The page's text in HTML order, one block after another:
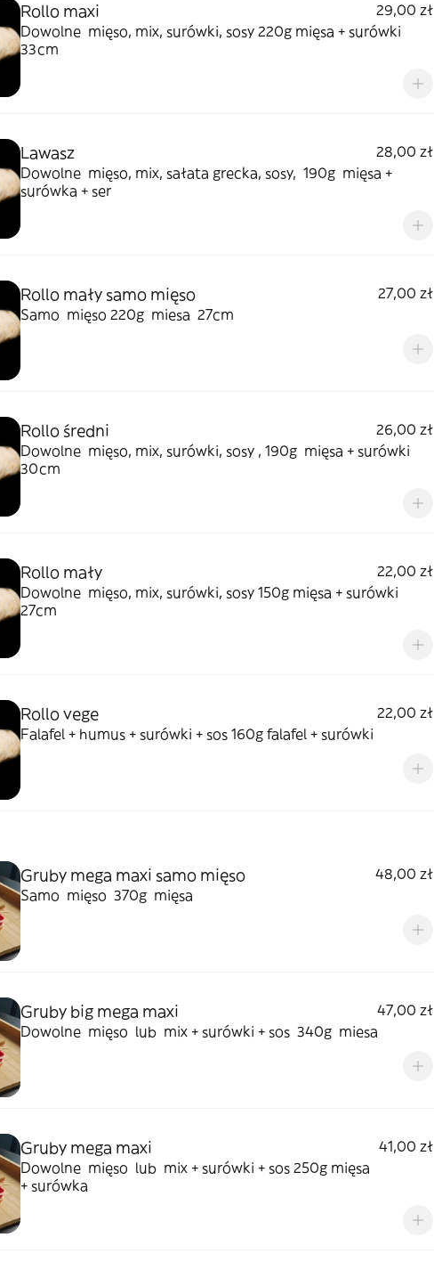
Rollo maxi
29,00 zł
Dowolne mięso, mix, surówki, sosy 220g mięsa + surówki
33cm
Lawasz
28,00 zł
Dowolne mięso, mix, sałata grecka, sosy, 190g mięsa +
surówka + ser
Rollo mały samo mięso
27,00 zł
Samo mięso 220g miesa 27cm
Rollo średni
26,00 zł
Dowolne mięso, mix, surówki, sosy , 190g mięsa + surówki
30cm
Rollo mały
22,00 zł
Dowolne mięso, mix, surówki, sosy 150g mięsa + surówki
27cm
Rollo vege
22,00 zł
Falafel + humus + surówki + sos 160g falafel + surówki
Gruby mega maxi samo mięso
48,00 zł
Samo mięso 370g mięsa
Gruby big mega maxi
47,00 zł
Dowolne mięso lub mix + surówki + sos 340g miesa
Gruby mega maxi
41,00 zł
Dowolne mięso lub mix + surówki + sos 250g mięsa
+ surówka